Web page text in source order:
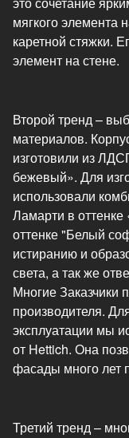
мягкого элемента
каретной стяжки.
элемент на стене.
Второй тренд –
материалов.
изготовили из
бежевый». Для
использовали
Ламарти в
оттенке "Белый
истиранию и
света, а так же
Многие Заказчики
производителя.
эксплуатации мы
от Hettich. Она
фасады много лет
Третий тренд –